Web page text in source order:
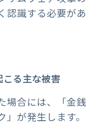
認識する必要があ
る主な被害
場合には、「金銭
が発生します。